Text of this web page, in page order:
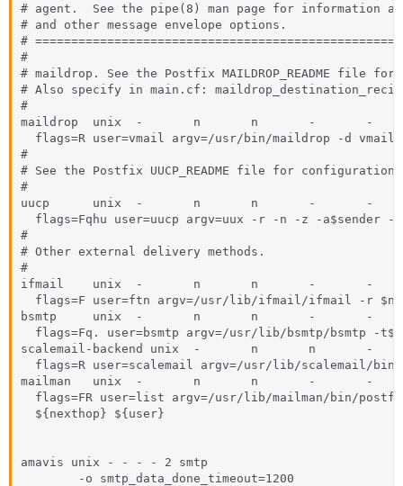
# agent.  See the pipe(8) man page for information
# and other message envelope options.
#
#
# maildrop. See the Postfix MAILDROP_README file
# Also specify in main.cf:
#
maildrop  unix  -       n       n       -       -
flags=R user=vmail argv=/usr/bin/maildrop -d
#
# See the Postfix UUCP_README file for
#
uucp      unix  -       n       n       -       -
flags=Fqhu user=uucp argv=uux -r -n -z -a$sender -
#
# Other external delivery methods.
#
ifmail    unix  -       n       n       -       -
flags=F user=ftn argv=/usr/lib/ifmail/ifmail -r
bsmtp     unix  -       n       n       -       -
flags=Fq. user=bsmtp argv=/usr/lib/bsmtp/bsmtp -
scalemail-backend unix  -       n       n       -
flags=R user=scalemail argv=/usr/lib/scalemail/
mailman   unix  -       n       n       -       -
flags=FR user=list argv=/usr/lib/mailman/bin/
  ${nexthop} ${user}
amavis unix - - - - 2 smtp
        -o smtp_data_done_timeout=1200